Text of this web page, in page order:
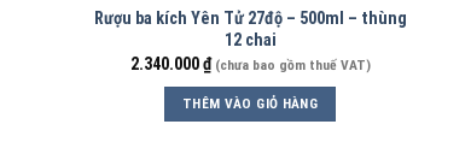
Rượu ba kích Yên Tử 27độ – 500ml – thùng
12 chai
2.340.000₫ (chưa bao gồm thuế VAT)
THÊM VÀO GIỎ HÀNG